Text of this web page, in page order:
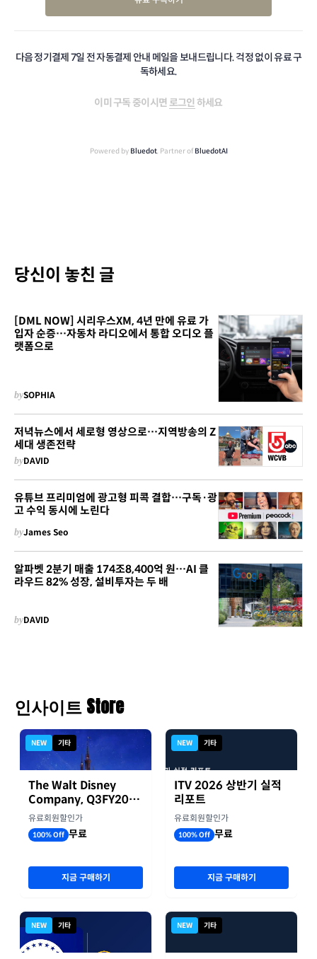
다음 정기결제 7일 전 자동결제 안내 메일을 보내드립니다. 걱정 없이 유료 구
독하세요.
이미 구독 중이시면 로그인 하세요
Powered by Bluedot, Partner of BluedotAI
당신이 놓친 글
[DML NOW] 시리우스XM, 4년 만에 유료 가
입자 순증…자동차 라디오에서 통합 오디오 플
랫폼으로
bySOPHIA
저녁뉴스에서 세로형 영상으로…지역방송의 Z
세대 생존전략
byDAVID
유튜브 프리미엄에 광고형 피콕 결합…구독·광
고 수익 동시에 노린다
byJames Seo
알파벳 2분기 매출 174조8,400억 원…AI 클
라우드 82% 성장, 설비투자는 두 배
byDAVID
인사이트 Store
NEW 기타
The Walt Disney
Company, Q3FY2026
실적자료
유료회원할인가
100% Off 무료
지금 구매하기
NEW 기타
NEW 기타
ITV 2026 상반기 실적
리포트
유료회원할인가
100% Off 무료
지금 구매하기
NEW 기타